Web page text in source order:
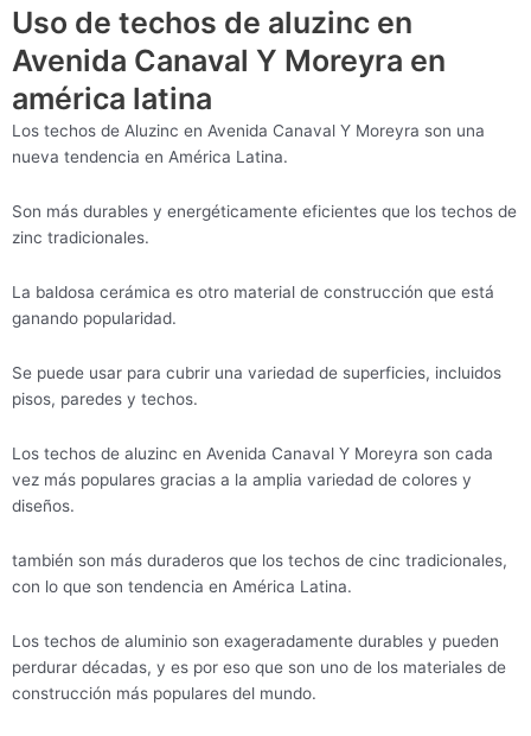
Uso de techos de aluzinc en
Avenida Canaval Y Moreyra en
américa latina
Los techos de Aluzinc en Avenida Canaval Y Moreyra son una
nueva tendencia en América Latina.
Son más durables y energéticamente eficientes que los techos de
zinc tradicionales.
La baldosa cerámica es otro material de construcción que está
ganando popularidad.
Se puede usar para cubrir una variedad de superficies, incluidos
pisos, paredes y techos.
Los techos de aluzinc en Avenida Canaval Y Moreyra son cada
vez más populares gracias a la amplia variedad de colores y
diseños.
también son más duraderos que los techos de cinc tradicionales,
con lo que son tendencia en América Latina.
Los techos de aluminio son exageradamente durables y pueden
perdurar décadas, y es por eso que son uno de los materiales de
construcción más populares del mundo.